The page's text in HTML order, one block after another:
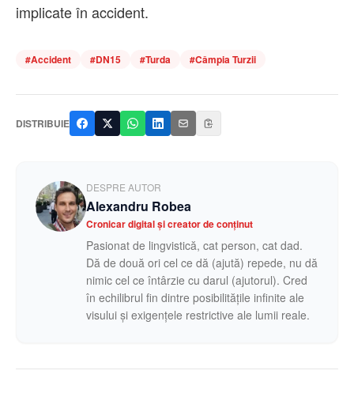
implicate în accident.
#Accident #DN15 #Turda #Câmpia Turzii
DISTRIBUIE
DESPRE AUTOR
Alexandru Robea
Cronicar digital și creator de conținut
Pasionat de lingvistică, cat person, cat dad.
Dă de două ori cel ce dă (ajută) repede, nu dă
nimic cel ce întârzie cu darul (ajutorul). Cred
în echilibrul fin dintre posibilitățile infinite ale
visului și exigențele restrictive ale lumii reale.